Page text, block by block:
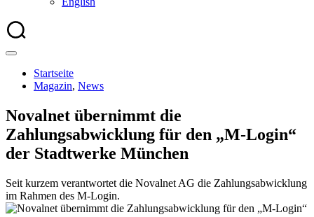
Startseite
Magazin, News
Novalnet übernimmt die
Zahlungsabwicklung für den „M-Login“
der Stadtwerke München
Seit kurzem verantwortet die Novalnet AG die Zahlungsabwicklung
im Rahmen des M-Login.